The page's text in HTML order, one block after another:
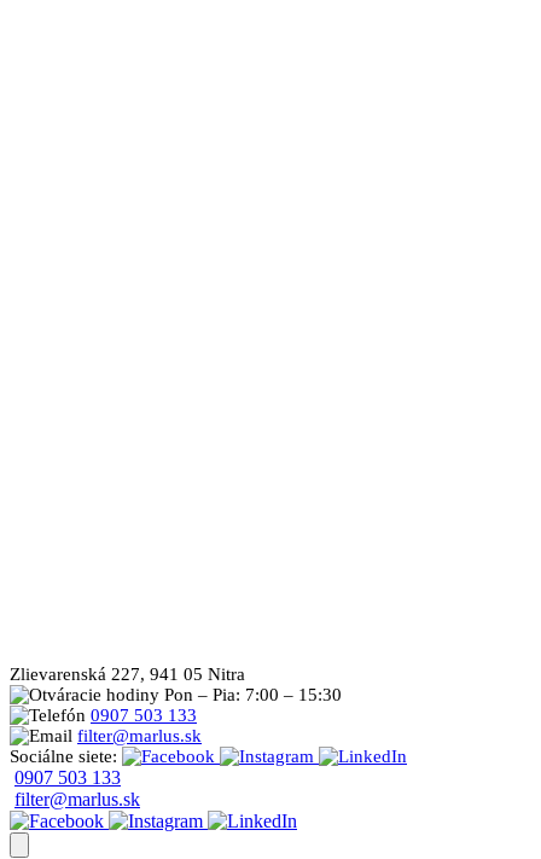
Zlievarenská 227, 941 05 Nitra
Pon – Pia: 7:00 – 15:30
0907 503 133
filter@marlus.sk
Sociálne siete:
0907 503 133
filter@marlus.sk